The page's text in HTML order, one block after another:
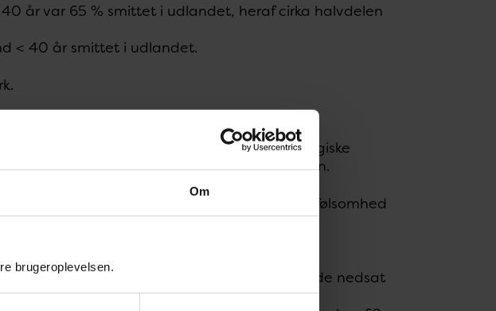
Om
brugeroplevelsen.
år var 65 % smittet i udlandet, heraf cirka halvdelen
< 40 år smittet i udlandet.
gonokokisolater fra landets klinisk mikrobiologiske
for penicillin, fluoroquinolon og ceftriaxon.
i 2009) af isolaterne, og 26 % havde nedsat følsomhed
% i 2009).
% (75 % i 2009) af isolaterne, mens 3 % havde nedsat